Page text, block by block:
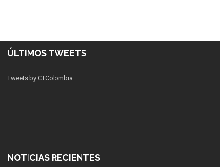
ÚLTIMOS TWEETS
Tweets by CTColombia
NOTICIAS RECIENTES